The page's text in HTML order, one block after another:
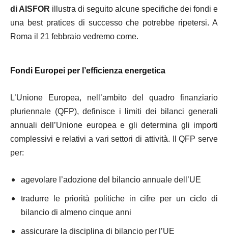
di AISFOR illustra di seguito alcune specifiche dei fondi e
una best pratices di successo che potrebbe ripetersi. A
Roma il 21 febbraio vedremo come.
Fondi Europei per l’efficienza energetica
L’Unione Europea, nell’ambito del quadro finanziario
pluriennale (QFP), definisce i limiti dei bilanci generali
annuali dell’Unione europea e gli determina gli importi
complessivi e relativi a vari settori di attività. Il QFP serve
per:
agevolare l’adozione del bilancio annuale dell’UE
tradurre le priorità politiche in cifre per un ciclo di
bilancio di almeno cinque anni
assicurare la disciplina di bilancio per l’UE